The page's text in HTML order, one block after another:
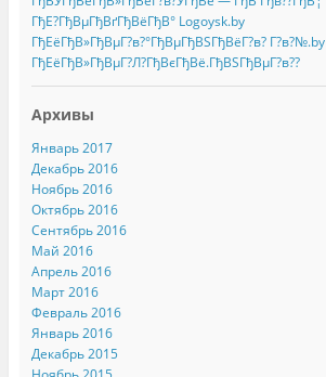
ГђЕ?ГђВµГђВґГђВёГђВ° Logoysk.by
ГђЕёГђВ»ГђВµГ?в?°ГђВµГђВЅГђВёГ?в? Г?в?№.by
ГђЕёГђВ»ГђВµГ?Л?ГђВєГђВё.ГђВЅГђВµГ?в??
Архивы
Январь 2017
Декабрь 2016
Ноябрь 2016
Октябрь 2016
Сентябрь 2016
Май 2016
Апрель 2016
Март 2016
Февраль 2016
Январь 2016
Декабрь 2015